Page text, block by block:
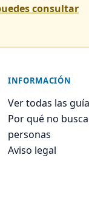
consultar
INFORMACIÓN
Ver todas las
Por qué no
personas
Aviso legal